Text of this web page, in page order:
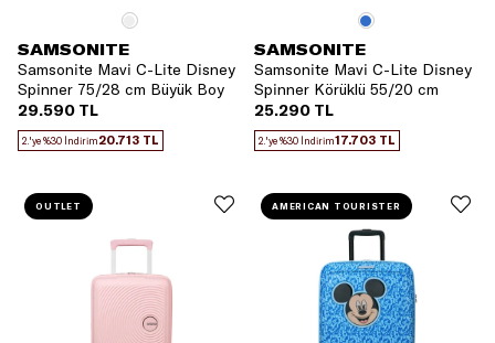
SAMSONITE
Samsonite Mavi C-Lite Disney
Spinner 75/28 cm Büyük Boy
Valiz
29.590 TL
2.'ye %30 İndirim20.713 TL
SAMSONITE
Samsonite Mavi C-Lite Disney
Spinner Körüklü 55/20 cm
Kabin Boy Valiz
25.290 TL
2.'ye %30 İndirim17.703 TL
OUTLET AMERICAN TOURISTER